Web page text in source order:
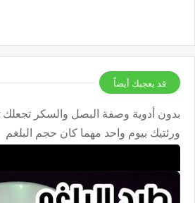
قد يعجبك أيضاً
بدون أدوية وصفة البصل والسكر
ورئتيك بيوم واحد مهما كان حجم البلغم